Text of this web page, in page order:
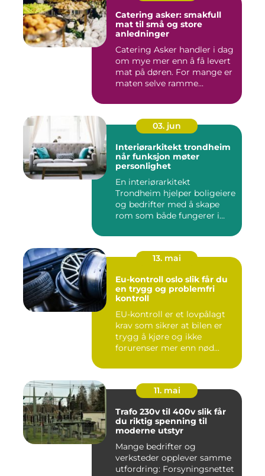
Catering asker: smakfull
mat til små og store
anledninger
Catering Asker handler i dag
om mye mer enn å få levert
mat på døren. For mange er
maten selve ramme...
03. jun
Interiørarkitekt trondheim
når funksjon møter
personlighet
En interiørarkitekt
Trondheim hjelper boligeiere
og bedrifter med å skape
rom som både fungerer i
13. mai
Eu-kontroll oslo slik får du
en trygg og problemfri
kontroll
EU-kontroll er et lovpålagt
krav som sikrer at bilen er
trygg å kjøre og ikke
forurenser mer enn nød...
11. mai
Trafo 230v til 400v slik får
du riktig spenning til
moderne utstyr
Mange bedrifter og
verksteder opplever samme
utfordring: Forsyningsnettet